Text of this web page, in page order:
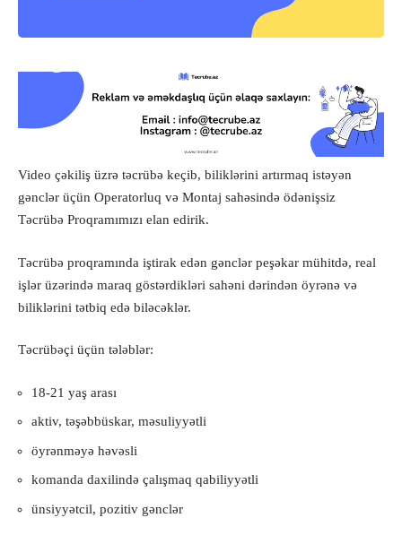
Video çəkiliş üzrə təcrübə keçib, biliklərini artırmaq istəyən
gənclər üçün Operatorluq və Montaj sahəsində ödənişsiz
Təcrübə Proqramımızı elan edirik.
Təcrübə proqramında iştirak edən gənclər peşəkar mühitdə, real
işlər üzərində maraq göstərdikləri sahəni dərindən öyrənə və
biliklərini tətbiq edə biləcəklər.
Təcrübəçi üçün tələblər:
18-21 yaş arası
aktiv, təşəbbüskar, məsuliyyətli
öyrənməyə həvəsli
komanda daxilində çalışmaq qabiliyyətli
ünsiyyətcil, pozitiv gənclər